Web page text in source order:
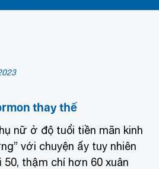
thay thế
nữ ở độ tuổi tiền mãn kinh
với chuyện ấy tuy nhiên
thậm chí hơn 60 xuân